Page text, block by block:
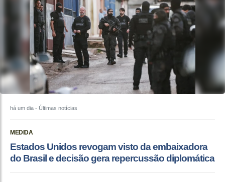
há um dia - Últimas notícias
MEDIDA
Estados Unidos revogam visto da embaixadora
do Brasil e decisão gera repercussão diplomática